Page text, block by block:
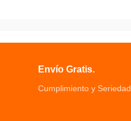
Envío Gratis.
Cumplimiento y Seriedad